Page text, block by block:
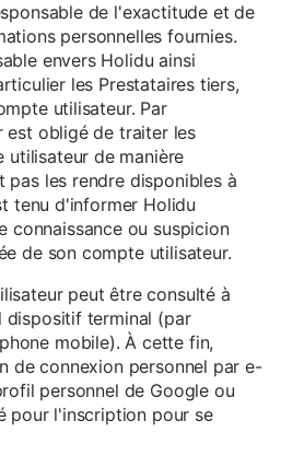
de l'exactitude et de
personnelles fournies.
envers Holidu ainsi
les Prestataires tiers,
utilisateur. Par
est obligé de traiter les
utilisateur de manière
les rendre disponibles à
tenu d'informer Holidu
connaissance ou suspicion
de son compte utilisateur.
peut être consulté à
terminal (par
mobile). À cette fin,
de connexion personnel par e-
personnel de Google ou
pour l'inscription pour se